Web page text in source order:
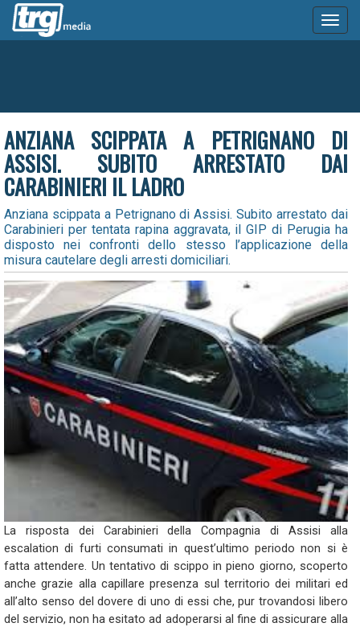
ANZIANA SCIPPATA A PETRIGNANO DI
ASSISI. SUBITO ARRESTATO DAI
CARABINIERI IL LADRO
Anziana scippata a Petrignano di Assisi. Subito arrestato dai
Carabinieri per tentata rapina aggravata, il GIP di Perugia ha
disposto nei confronti dello stesso l’applicazione della
misura cautelare degli arresti domiciliari.
La risposta dei Carabinieri della Compagnia di Assisi alla
escalation di furti consumati in quest’ultimo periodo non si è
fatta attendere. Un tentativo di scippo in pieno giorno, scoperto
anche grazie alla capillare presenza sul territorio dei militari ed
all’alto senso del dovere di uno di essi che, pur trovandosi libero
del servizio, non ha esitato ad adoperarsi al fine di assicurare alla